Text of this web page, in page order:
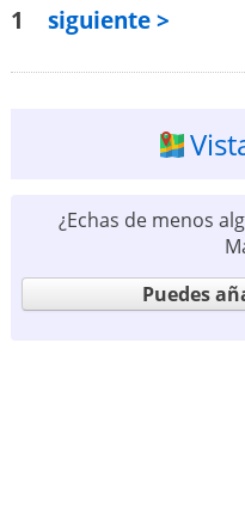
1 siguiente >
¿Echas de menos
Puedes